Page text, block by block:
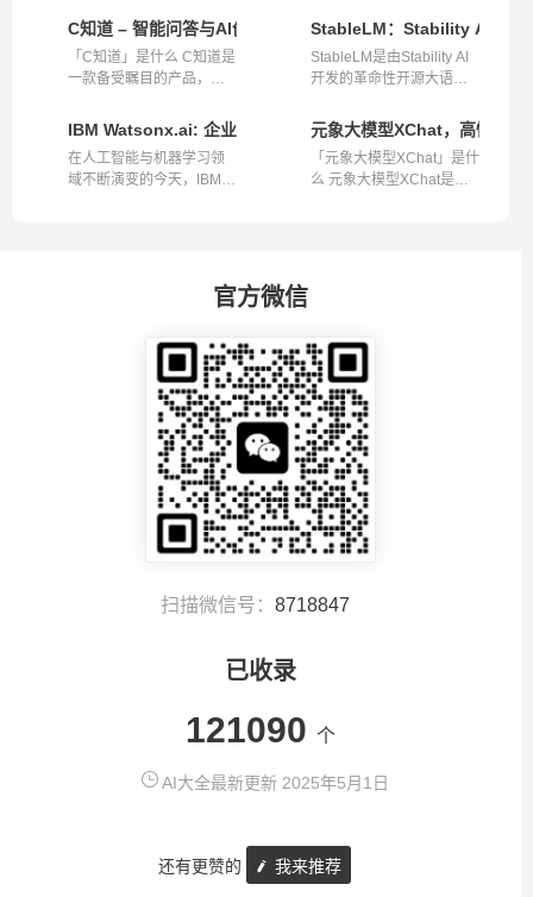
C知道 – 智能问答与AI创作的得力助手
「C知道」是什么 C知道是
一款备受瞩目的产品，作
StableLM：Stability AI的革
StableLM是由Stability AI
开发的革命性开源大语言
IBM Watsonx.ai: 企业级AI平台的新突破
在人工智能与机器学习领
域不断演变的今天，IBM的
元象大模型XChat，高性能的
「元象大模型XChat」是什
么 元象大模型XChat是一
官方微信
扫描微信号： 8718847
已收录
121090 个
AI大全最新更新 2025年5月1日
还有更赞的 我来推荐